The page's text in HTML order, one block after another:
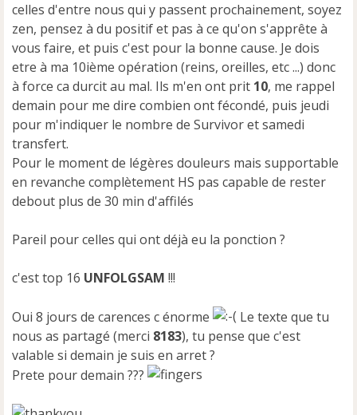
celles d'entre nous qui y passent prochainement, soyez
zen, pensez à du positif et pas à ce qu'on s'apprête à
vous faire, et puis c'est pour la bonne cause. Je dois
etre à ma 10ième opération (reins, oreilles, etc ...) donc
à force ca durcit au mal. Ils m'en ont prit 10, me rappel
demain pour me dire combien ont fécondé, puis jeudi
pour m'indiquer le nombre de Survivor et samedi
transfert.
Pour le moment de légères douleurs mais supportable
en revanche complètement HS pas capable de rester
debout plus de 30 min d'affilés
Pareil pour celles qui ont déjà eu la ponction ?
c'est top 16 UNFOLGSAM !!!
Oui 8 jours de carences c énorme
Le texte que tu
nous as partagé (merci 8183), tu pense que c'est
valable si demain je suis en arret ?
Prete pour demain ???